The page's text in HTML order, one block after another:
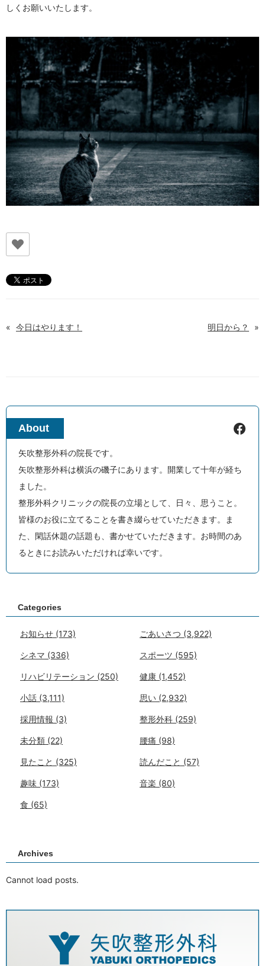
しくお願いいたします。
« 今日はやります！ 明日から？ »
About Facebook
矢吹整形外科の院長です。
矢吹整形外科は横浜の磯子にあります。開業して十年が経ち
ました。
整形外科クリニックの院長の立場として、日々、思うこと。
皆様のお役に立てることを書き綴らせていただきます。ま
た、閑話休題の話題も、書かせていただきます。お時間のあ
るときにお読みいただければ幸いです。
Categories
お知らせ (173) ごあいさつ (3,922)
シネマ (336) スポーツ (595)
リハビリテーション (250) 健康 (1,452)
小話 (3,111) 思い (2,932)
採用情報 (3) 整形外科 (259)
未分類 (22) 腰痛 (98)
見たこと (325) 読んだこと (57)
趣味 (173) 音楽 (80)
食 (65)
Archives
Cannot load posts.